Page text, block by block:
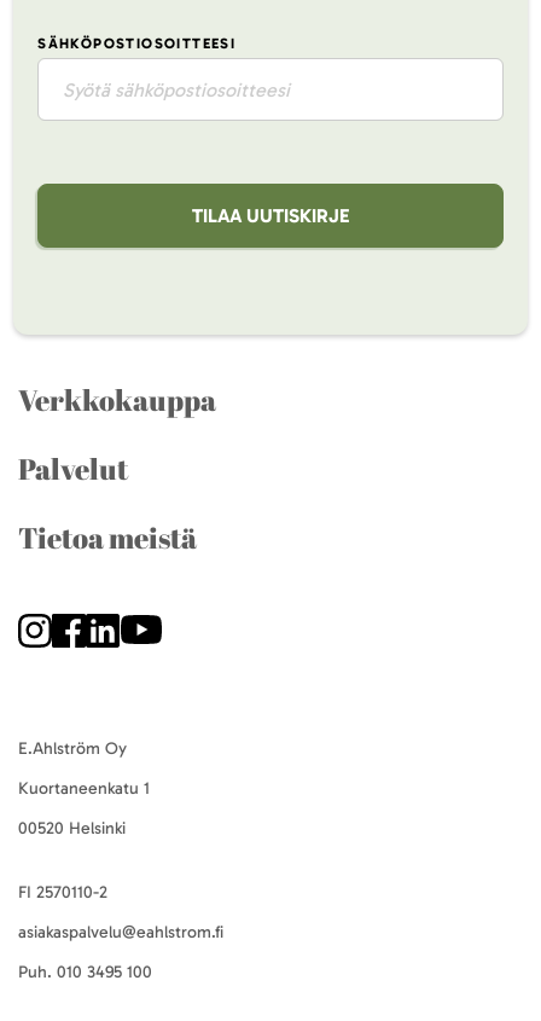
SÄHKÖPOSTIOSOITTEESI
TILAA UUTISKIRJE
Verkkokauppa
Palvelut
Tietoa meistä
E.Ahlström Oy
Kuortaneenkatu 1
00520 Helsinki
FI 2570110-2
asiakaspalvelu@eahlstrom.fi
Puh. 010 3495 100